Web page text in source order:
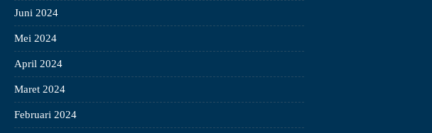
Juni 2024
Mei 2024
April 2024
Maret 2024
Februari 2024